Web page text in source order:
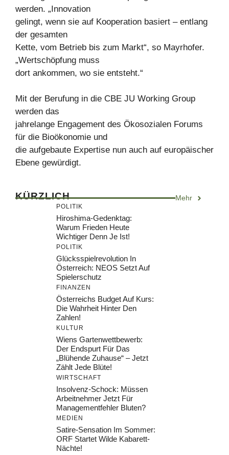
werden. „Innovation
gelingt, wenn sie auf Kooperation basiert – entlang
der gesamten
Kette, vom Betrieb bis zum Markt“, so Mayrhofer.
„Wertschöpfung muss
dort ankommen, wo sie entsteht.“
Mit der Berufung in die CBE JU Working Group
werden das
jahrelange Engagement des Ökosozialen Forums
für die Bioökonomie und
die aufgebaute Expertise nun auch auf europäischer
Ebene gewürdigt.
KÜRZLICH Mehr
POLITIK
Hiroshima-Gedenktag:
Warum Frieden Heute
Wichtiger Denn Je Ist!
POLITIK
Glücksspielrevolution In
Österreich: NEOS Setzt Auf
Spielerschutz
FINANZEN
Österreichs Budget Auf Kurs:
Die Wahrheit Hinter Den
Zahlen!
KULTUR
Wiens Gartenwettbewerb:
Der Endspurt Für Das
„Blühende Zuhause“ – Jetzt
Zählt Jede Blüte!
WIRTSCHAFT
Insolvenz-Schock: Müssen
Arbeitnehmer Jetzt Für
Managementfehler Bluten?
MEDIEN
Satire-Sensation Im Sommer:
ORF Startet Wilde Kabarett-
Nächte!